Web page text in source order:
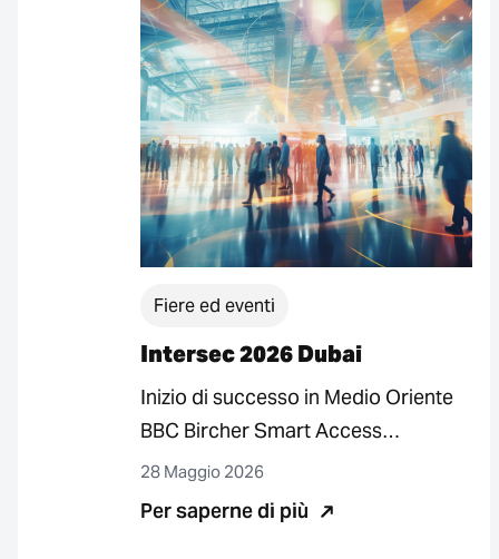
Fiere ed eventi
Intersec 2026 Dubai
Inizio di successo in Medio Oriente
BBC Bircher Smart Access
all’Intersec di Dubai. La 27ª edizione
della fiera…
28 Maggio 2026
Per saperne di più